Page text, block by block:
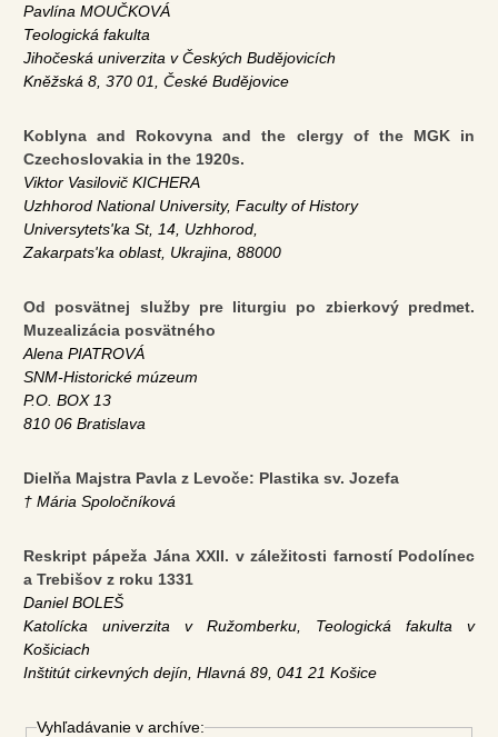
Pavlína MOUČKOVÁ
Teologická fakulta
Jihočeská univerzita v Českých Budějovicích
Kněžská 8, 370 01, České Budějovice
Koblyna and Rokovyna and the clergy of the MGK in
Czechoslovakia in the 1920s.
Viktor Vasilovič KICHERA
Uzhhorod National University, Faculty of History
Universytets'ka St, 14, Uzhhorod,
Zakarpats'ka oblast, Ukrajina, 88000
Od posvätnej služby pre liturgiu po zbierkový predmet.
Muzealizácia posvätného
Alena PIATROVÁ
SNM-Historické múzeum
P.O. BOX 13
810 06 Bratislava
Dielňa Majstra Pavla z Levoče: Plastika sv. Jozefa
† Mária Spoločníková
Reskript pápeža Jána XXII. v záležitosti farností Podolínec
a Trebišov z roku 1331
Daniel BOLEŠ
Katolícka univerzita v Ružomberku, Teologická fakulta v
Košiciach
Inštitút cirkevných dejín, Hlavná 89, 041 21 Košice
Vyhľadávanie v archíve: